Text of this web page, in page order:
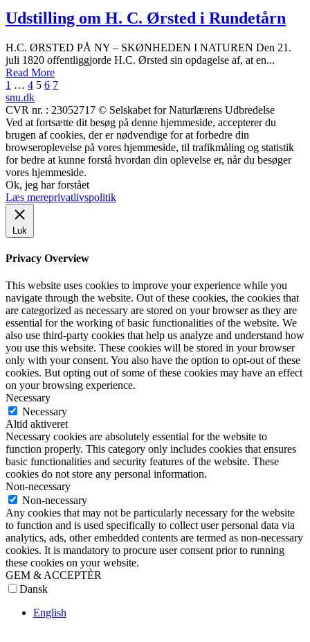
Udstilling om H. C. Ørsted i Rundetårn
H.C. ØRSTED PÅ NY – SKØNHEDEN I NATUREN Den 21.
juli 1820 offentliggjorde H.C. Ørsted sin opdagelse af, at en...
Read More
Indlægsinddeling
1 … 4 5 6 7
snu.dk
CVR nr. : 23052717 © Selskabet for Naturlærens Udbredelse
Ved at fortsætte dit besøg på denne hjemmeside, accepterer du
brugen af cookies, der er nødvendige for at forbedre din
browseroplevelse på vores hjemmeside, til trafikmåling og statistik
for bedre at kunne forstå hvordan din oplevelse er, når du besøger
vores hjemmeside.
Ok, jeg har forstået
Læs mereprivatlivspolitik
Luk
Privacy Overview
This website uses cookies to improve your experience while you
navigate through the website. Out of these cookies, the cookies that
are categorized as necessary are stored on your browser as they are
essential for the working of basic functionalities of the website. We
also use third-party cookies that help us analyze and understand how
you use this website. These cookies will be stored in your browser
only with your consent. You also have the option to opt-out of these
cookies. But opting out of some of these cookies may have an effect
on your browsing experience.
Necessary
Necessary
Altid aktiveret
Necessary cookies are absolutely essential for the website to
function properly. This category only includes cookies that ensures
basic functionalities and security features of the website. These
cookies do not store any personal information.
Non-necessary
Non-necessary
Any cookies that may not be particularly necessary for the website
to function and is used specifically to collect user personal data via
analytics, ads, other embedded contents are termed as non-necessary
cookies. It is mandatory to procure user consent prior to running
these cookies on your website.
GEM & ACCEPTÈR
Dansk
English